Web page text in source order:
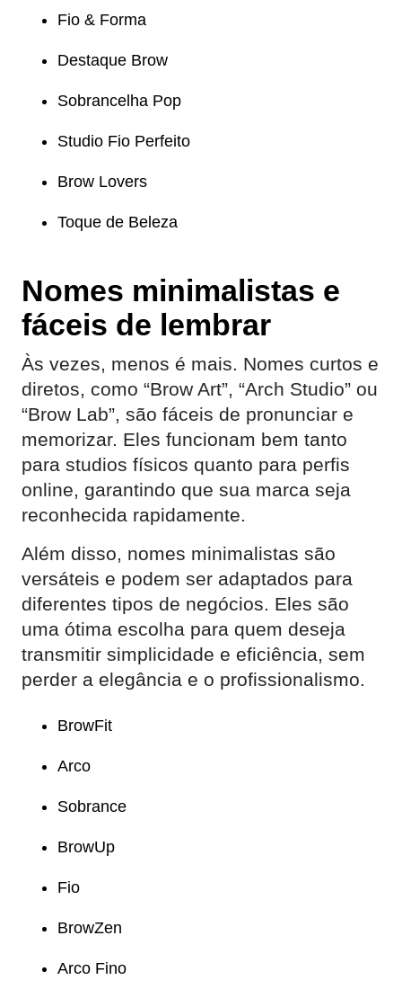
Fio & Forma
Destaque Brow
Sobrancelha Pop
Studio Fio Perfeito
Brow Lovers
Toque de Beleza
Nomes minimalistas e
fáceis de lembrar
Às vezes, menos é mais. Nomes curtos e
diretos, como “Brow Art”, “Arch Studio” ou
“Brow Lab”, são fáceis de pronunciar e
memorizar. Eles funcionam bem tanto
para studios físicos quanto para perfis
online, garantindo que sua marca seja
reconhecida rapidamente.
Além disso, nomes minimalistas são
versáteis e podem ser adaptados para
diferentes tipos de negócios. Eles são
uma ótima escolha para quem deseja
transmitir simplicidade e eficiência, sem
perder a elegância e o profissionalismo.
BrowFit
Arco
Sobrance
BrowUp
Fio
BrowZen
Arco Fino